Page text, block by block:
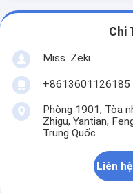
Chi
Miss. Zeki
+8613601126185
Phòng 1901, Tòa
Zhigu, Yantian,
Trung Quốc
Liên